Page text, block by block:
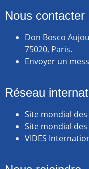
Nous contacter
Don Bosco
75020, Paris.
Envoyer un
Réseau
Site mondial des
Site mondial des
VIDES